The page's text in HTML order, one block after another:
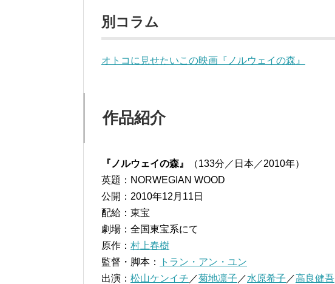
別コラム
オトコに見せたいこの映画『ノルウェイの森』
作品紹介
『ノルウェイの森』
（133分／日本／2010年）
英題：NORWEGIAN WOOD
公開：2010年12月11日
配給：東宝
劇場：全国東宝系にて
原作： 村上春樹
監督・脚本：
トラン・アン・ユン
出演： 松山ケンイチ ／菊地凛子 ／水原希子 ／高良健吾